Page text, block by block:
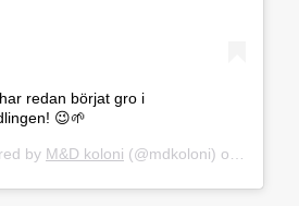
redan börjat gro i
😉🌱
by M&D koloni (@mdkoloni) on